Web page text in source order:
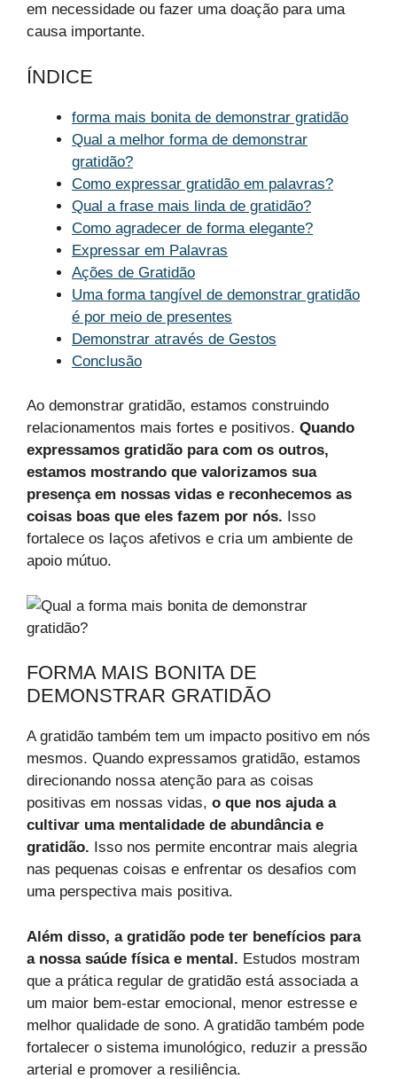
em necessidade ou fazer uma doação para uma
causa importante.
ÍNDICE
forma mais bonita de demonstrar gratidão
Qual a melhor forma de demonstrar
gratidão?
Como expressar gratidão em palavras?
Qual a frase mais linda de gratidão?
Como agradecer de forma elegante?
Expressar em Palavras
Ações de Gratidão
Uma forma tangível de demonstrar gratidão
é por meio de presentes
Demonstrar através de Gestos
Conclusão
Ao demonstrar gratidão, estamos construindo
relacionamentos mais fortes e positivos. Quando
expressamos gratidão para com os outros,
estamos mostrando que valorizamos sua
presença em nossas vidas e reconhecemos as
coisas boas que eles fazem por nós. Isso
fortalece os laços afetivos e cria um ambiente de
apoio mútuo.
FORMA MAIS BONITA DE
DEMONSTRAR GRATIDÃO
A gratidão também tem um impacto positivo em nós
mesmos. Quando expressamos gratidão, estamos
direcionando nossa atenção para as coisas
positivas em nossas vidas, o que nos ajuda a
cultivar uma mentalidade de abundância e
gratidão. Isso nos permite encontrar mais alegria
nas pequenas coisas e enfrentar os desafios com
uma perspectiva mais positiva.
Além disso, a gratidão pode ter benefícios para
a nossa saúde física e mental. Estudos mostram
que a prática regular de gratidão está associada a
um maior bem-estar emocional, menor estresse e
melhor qualidade de sono. A gratidão também pode
fortalecer o sistema imunológico, reduzir a pressão
arterial e promover a resiliência.